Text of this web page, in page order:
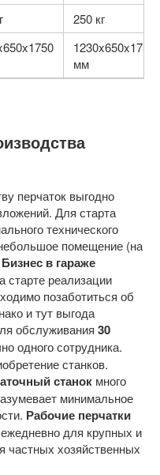
250 кг
1230x650x1750
мм
перчаток выгодно
Для старта
технического
помещение (на
Бизнес в гараже
старте реализации
позаботиться об
и тут выгода
обслуживания 30
одного сотрудника.
станков.
станок много
минимальное
Рабочие перчатки
для крупных и
частных хозяйственных